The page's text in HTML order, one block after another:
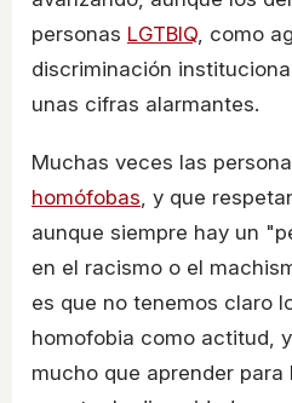
personas LGTBIQ, como
discriminación
unas cifras alarmantes.
Muchas veces las
homófobas, y que
aunque siempre hay un
en el racismo o el
es que no tenemos claro
homofobia como actitud,
mucho que aprender